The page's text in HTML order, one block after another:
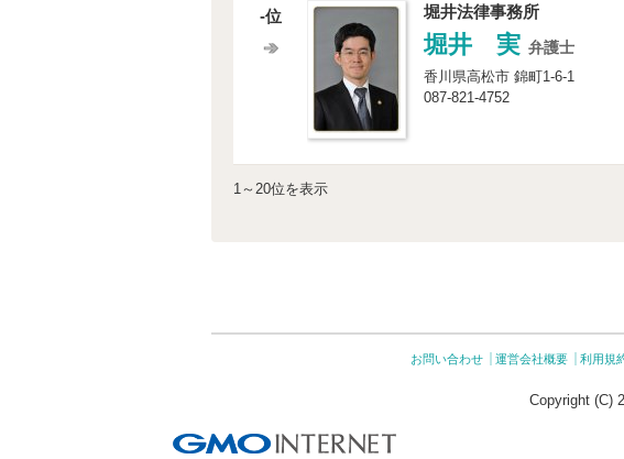
-位 堀井法律事務所
堀井 実 弁護士
香川県高松市 錦町1-6-1
087-821-4752
1～20位を表示
お問い合わせ 運営会社概要 利用規
Copyright (C)